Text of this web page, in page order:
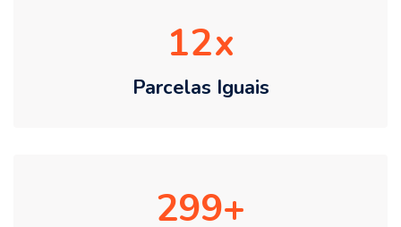
12
Parcelas Iguais
299